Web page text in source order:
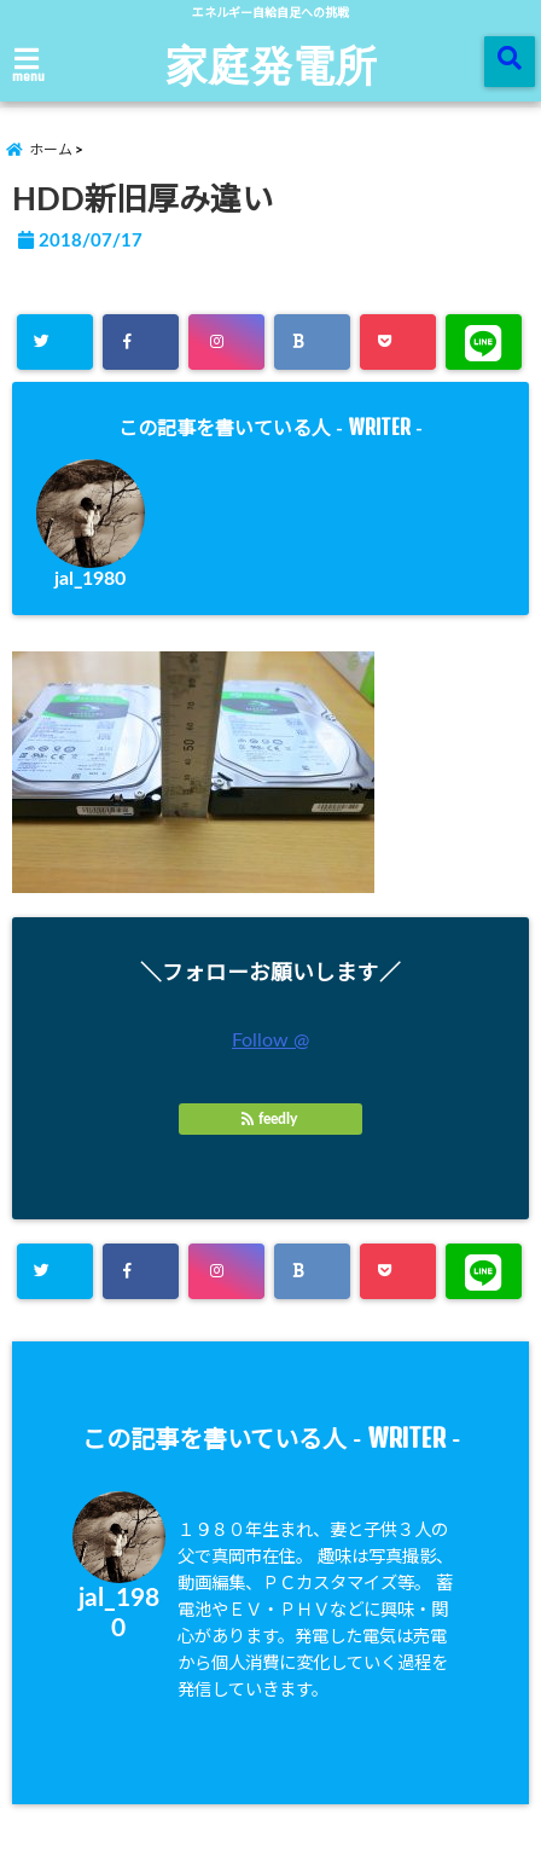
エネルギー自給自足への挑戦
menu 家庭発電所
ホーム
HDD新旧厚み違い
2018/07/17
この記事を書いている人 - WRITER -
jal_1980
＼フォローお願いします／
Follow @
feedly
この記事を書いている人 - WRITER-
jal_198
0
１９８０年生まれ、妻と子供３人の
父で真岡市在住。 趣味は写真撮影、
動画編集、ＰＣカスタマイズ等。 蓄
電池やＥＶ・ＰＨＶなどに興味・関
心があります。発電した電気は売電
から個人消費に変化していく過程を
発信していきます。